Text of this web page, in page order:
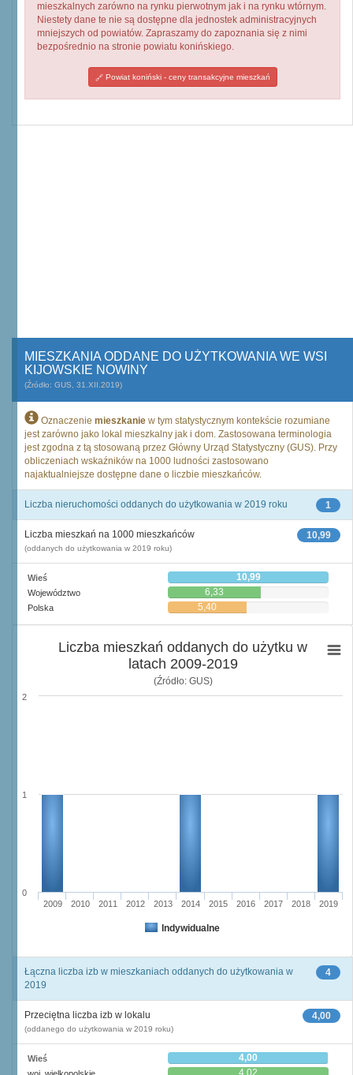
mieszkalnych zarówno na rynku pierwotnym jak i na rynku wtórnym.
Niestety dane te nie są dostępne dla jednostek administracyjnych
mniejszych od powiatów. Zapraszamy do zapoznania się z nimi
bezpośrednio na stronie powiatu konińskiego.
Powiat koniński - ceny transakcyjne mieszkań
MIESZKANIA ODDANE DO UŻYTKOWANIA WE WSI
KIJOWSKIE NOWINY
(Źródło: GUS, 31.XII.2019)
Oznaczenie mieszkanie w tym statystycznym kontekście rozumiane
jest zarówno jako lokal mieszkalny jak i dom. Zastosowana terminologia
jest zgodna z tą stosowaną przez Główny Urząd Statystyczny (GUS). Przy
obliczeniach wskaźników na 1000 ludności zastosowano
najaktualniejsze dostępne dane o liczbie mieszkańców.
1
Liczba nieruchomości oddanych do użytkowania w 2019 roku
10,99
Liczba mieszkań na 1000 mieszkańców
(oddanych do użytkowania w 2019 roku)
Wieś 10,99
Województwo 6,33
Polska 5,40
Liczba mieszkań oddanych do użytku w
latach 2009-2019
(Źródło: GUS)
Indywidualne
2009 2010 2011 2012 2013 2014 2015 2016 2017 2018 2019
0
1
2
4
Łączna liczba izb w mieszkaniach oddanych do użytkowania w
2019
4,00
Przeciętna liczba izb w lokalu
(oddanego do użytkowania w 2019 roku)
Wieś 4,00
4,02